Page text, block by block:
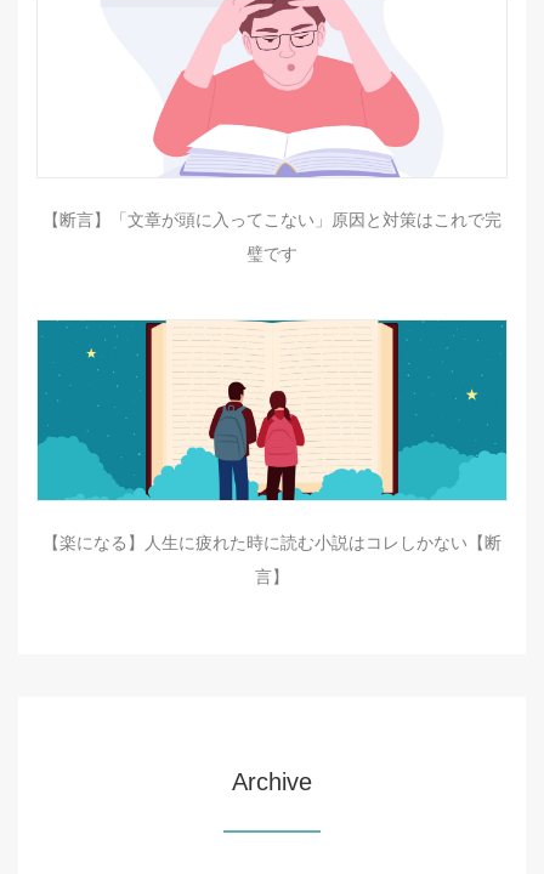
【断言】「文章が頭に入ってこない」原因と対策はこれで完
璧です
【楽になる】人生に疲れた時に読む小説はコレしかない【断
言】
Archive